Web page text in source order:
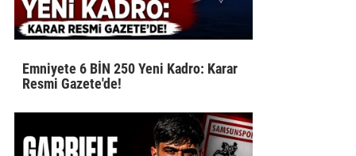
Emniyete 6 BİN 250 Yeni Kadro: Karar
Resmi Gazete'de!